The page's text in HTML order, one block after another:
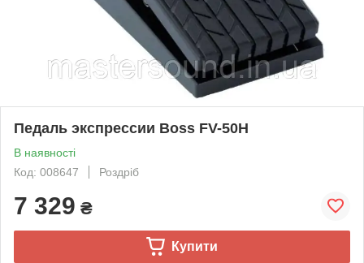
Педаль экспрессии Boss FV-50H
В наявності
Код: 008647
Роздріб
7 329 ₴
Купити